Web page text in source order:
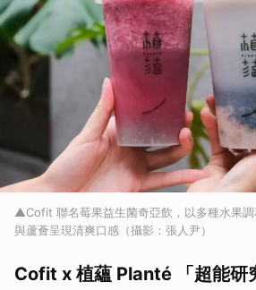
▲Cofit 聯名莓果益生菌奇亞飲，以多種水果
與蘆薈呈現清爽口感（攝影：張人尹）
Cofit x 植蘊 Planté 「超能研